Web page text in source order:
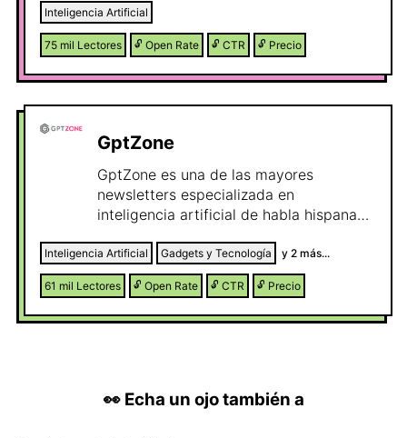
Inteligencia Artificial
75 mil Lectores 🔓 Open Rate 🔓 CTR 🔓 Precio
GptZone
GptZone es una de las mayores
newsletters especializada en
inteligencia artificial de habla hispana
altamente interesada en innovación,
productividad y negocio online.
Compartimos las novedades más
relevantes del ecosistema AI, análisis de
emprendedores y perfiles tech. Nuestra
comunidad está formada por lectores
Inteligencia Artificial Gadgets y Tecnología y 2 más...
61 mil Lectores 🔓 Open Rate 🔓 CTR 🔓 Precio
👀 Echa un ojo también a